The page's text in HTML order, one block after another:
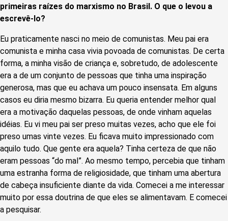
primeiras raízes do marxismo no Brasil. O que o levou a
escrevê-lo?
Eu praticamente nasci no meio de comunistas. Meu pai era
comunista e minha casa vivia povoada de comunistas. De certa
forma, a minha visão de criança e, sobretudo, de adolescente
era a de um conjunto de pessoas que tinha uma inspiração
generosa, mas que eu achava um pouco insensata. Em alguns
casos eu diria mesmo bizarra. Eu queria entender melhor qual
era a motivação daquelas pessoas, de onde vinham aquelas
idéias. Eu vi meu pai ser preso muitas vezes, acho que ele foi
preso umas vinte vezes. Eu ficava muito impressionado com
aquilo tudo. Que gente era aquela? Tinha certeza de que não
eram pessoas “do mal”. Ao mesmo tempo, percebia que tinham
uma estranha forma de religiosidade, que tinham uma abertura
de cabeça insuficiente diante da vida. Comecei a me interessar
muito por essa doutrina de que eles se alimentavam. E comecei
a pesquisar.